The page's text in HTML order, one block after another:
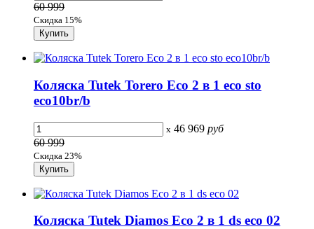
60 999
Скидка 15%
Коляска Tutek Torero Eco 2 в 1 eco sto
eco10br/b
x 46 969 руб
60 999
Скидка 23%
Коляска Tutek Diamos Eco 2 в 1 ds eco 02